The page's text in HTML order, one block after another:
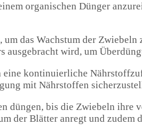
organischen Dünger
das Wachstum der
wird, um
kontinuierliche
mit Nährstoffen
düngen, bis die Zwiebeln ihre
der Blätter anregt und zudem